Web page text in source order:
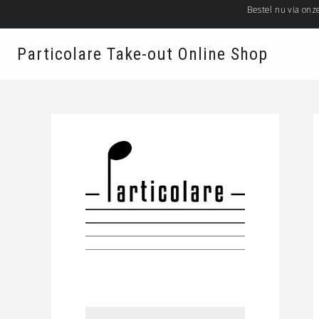
MOONSTRAAT 60, 2018 ANTWERPEN
Particolare Take-out Online Shop
Bestel nu via